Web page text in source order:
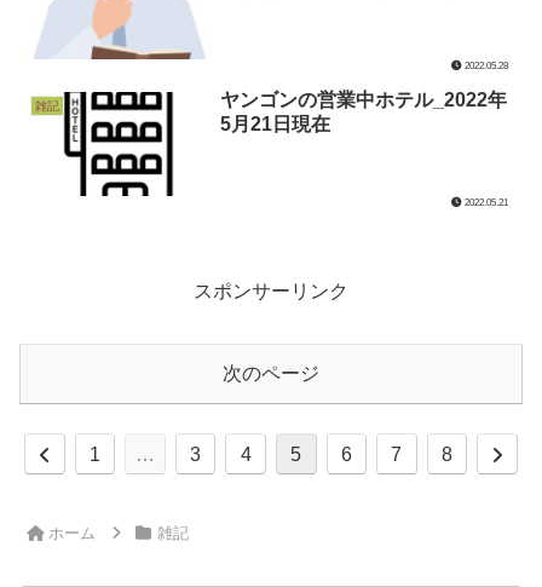
2022.05.28
雑記
ヤンゴンの営業中ホテル_2022年
5月21日現在
2022.05.21
スポンサーリンク
次のページ
前
1 … 3 4 5 6 7 8
次
ホーム 雑記